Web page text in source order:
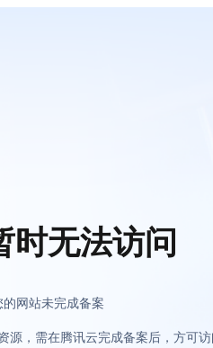
时无法访问
的网站未完成备案
源，需在腾讯云完成备案后，方可